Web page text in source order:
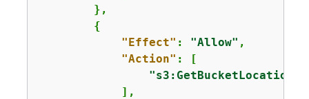
        },
{
"Effect" : "Allow" ,
"Action" : [
"s3:GetBucketLocation"
            ],